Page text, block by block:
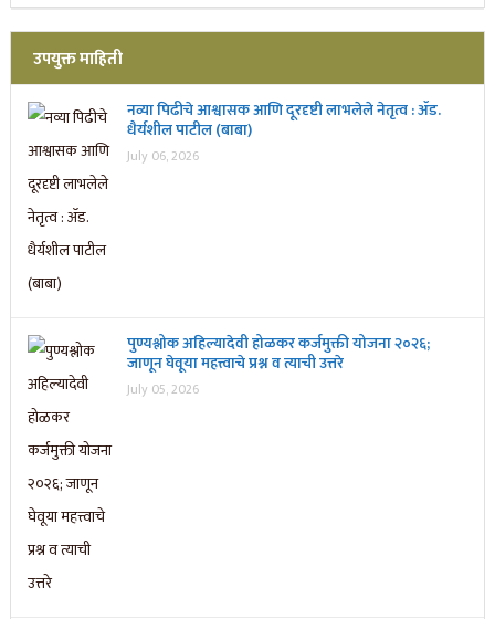
उपयुक्त माहिती
नव्या पिढीचे आश्वासक आणि दूरदृष्टी लाभलेले नेतृत्व : ॲड.
धैर्यशील पाटील (बाबा)
July 06, 2026
पुण्यश्लोक अहिल्यादेवी होळकर कर्जमुक्ती योजना २०२६;
जाणून घेवूया महत्त्वाचे प्रश्न व त्याची उत्तरे
July 05, 2026